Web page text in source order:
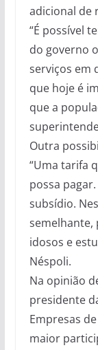
adicional de
“É possível
do governo
serviços em
que hoje é
que a
Outra
“Uma tarifa
possa
subsídio.
semelhante,
idosos e
Néspoli.
Na opinião
presidente
Empresas
maior